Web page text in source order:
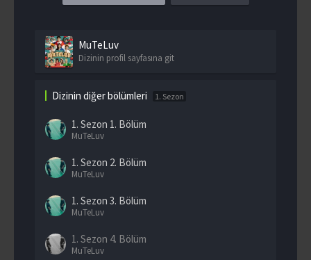
MuTeLuv
Dizinin profil sayfasına git
Dizinin diğer bölümleri 1. Sezon
1. Sezon 1. Bölüm
MuTeLuv
1. Sezon 2. Bölüm
MuTeLuv
1. Sezon 3. Bölüm
MuTeLuv
1. Sezon 4. Bölüm
MuTeLuv